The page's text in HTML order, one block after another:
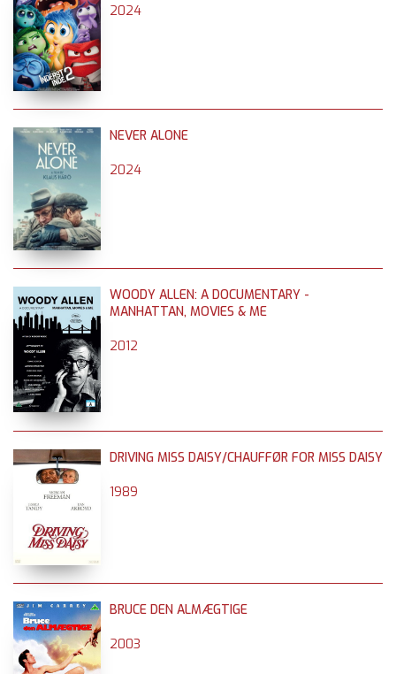
2024
NEVER ALONE
2024
WOODY ALLEN: A DOCUMENTARY -
MANHATTAN, MOVIES & ME
2012
DRIVING MISS DAISY/CHAUFFØR FOR MISS DAISY
1989
BRUCE DEN ALMÆGTIGE
2003